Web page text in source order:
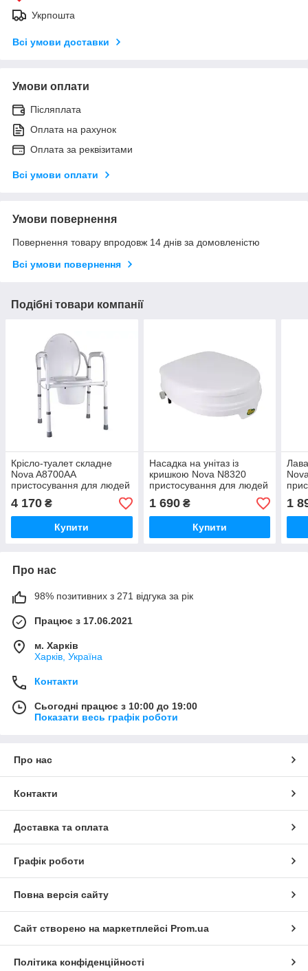
Укрпошта
Всі умови доставки
Умови оплати
Післяплата
Оплата на рахунок
Оплата за реквізитами
Всі умови оплати
Умови повернення
Повернення товару впродовж 14 днів за домовленістю
Всі умови повернення
Подібні товари компанії
Крісло-туалет складне
Nova A8700AA
пристосування для людей
похилого віку або з
інвалідністю
4 170 ₴
Купити
Насадка на унітаз із
кришкою Nova N8320
пристосування для людей
похилого віку або з
інвалідністю
1 690₴
Купити
1
Про нас
98% позитивних з 271 відгука за рік
Працює з 17.06.2021
м. Харків
Харків, Україна
Контакти
Сьогодні працює з 10:00 до 19:00
Показати весь графік роботи
Про нас
Контакти
Доставка та оплата
Графік роботи
Повна версія сайту
Сайт створено на маркетплейсі Prom.ua
Політика конфіденційності